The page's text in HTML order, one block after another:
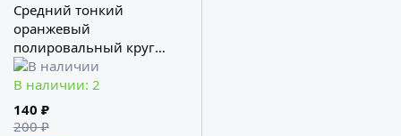
Средний тонкий
оранжевый
полировальный круг
LERATON
В наличии: 2
140 ₽
200 ₽